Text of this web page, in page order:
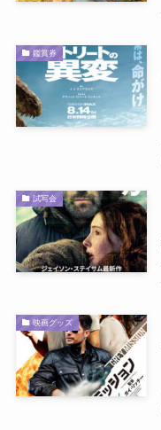
鑑賞券
試写会
映画グッズ